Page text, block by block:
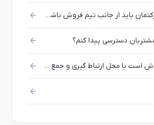
ایمیل ارسالی برای معرفی شرکتمان باید از جانب تیم فروش باشد یا مدیرعامل؟
دسترسی پیدا کنم؟
آیا نمایشگاه مکانی برای فروش است یا محل ارتباط گیری و جمع آوری اطلاعات؟